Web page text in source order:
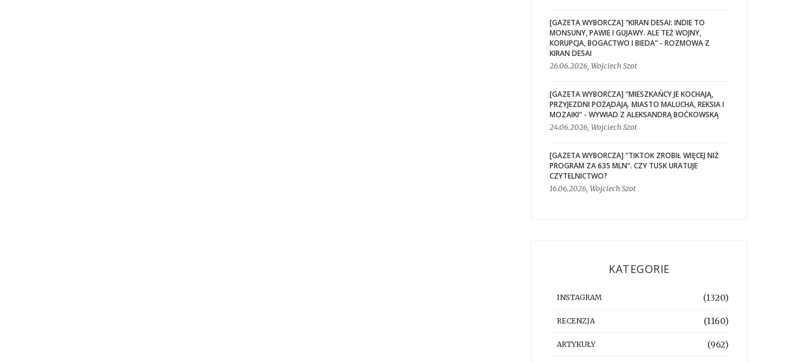
[GAZETA WYBORCZA] "KIRAN DESAI: INDIE TO
MONSUNY, PAWIE I GUJAWY. ALE TEŻ WOJNY,
KORUPCJA, BOGACTWO I BIEDA" - ROZMOWA Z
KIRAN DESAI
26.06.2026, Wojciech Szot
[GAZETA WYBORCZA] "MIESZKAŃCY JE KOCHAJĄ,
PRZYJEZDNI POŻĄDAJĄ. MIASTO MALUCHA, REKSIA I
MOZAIKI" - WYWIAD Z ALEKSANDRĄ BOĆKOWSKĄ
24.06.2026, Wojciech Szot
[GAZETA WYBORCZA] "TIKTOK ZROBIŁ WIĘCEJ NIŻ
PROGRAM ZA 635 MLN". CZY TUSK URATUJE
CZYTELNICTWO?
16.06.2026, Wojciech Szot
KATEGORIE
INSTAGRAM (1320)
RECENZJA (1160)
ARTYKUŁY (962)